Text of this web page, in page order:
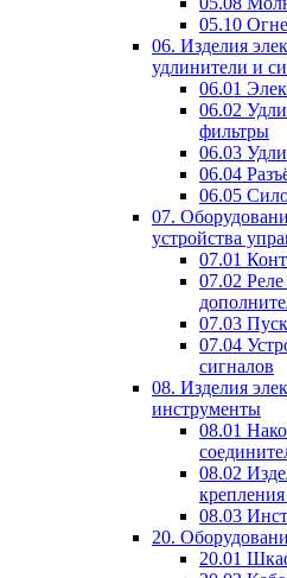
05.10
06. Изделия
удлинители и
06.01
06.02
фильтры
06.03
06.04
06.05
07.
устройства
07.01
07.02
07.03
07.04
сигналов
08. Изделия
инструменты
08.01
08.02
08.03
20.
20.01